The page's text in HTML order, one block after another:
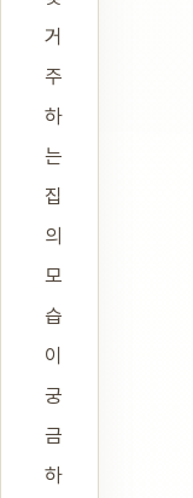
거
주
하
는
집
의
모
습
이
궁
금
하